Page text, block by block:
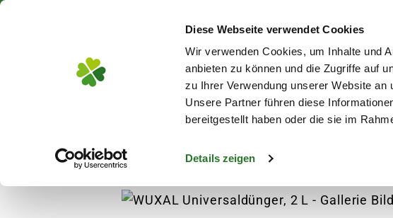
Diese Webseite verwendet Cookies
Wir verwenden Cookies, um Inhalte und
anbieten zu können und die Zugriffe auf
zu Ihrer Verwendung unserer Website
Unsere Partner führen diese
bereitgestellt haben oder die sie im
Details zeigen
Blumen Pflanzen Garten
Pflanzen Erde Pinienrinden & Rindenmulche